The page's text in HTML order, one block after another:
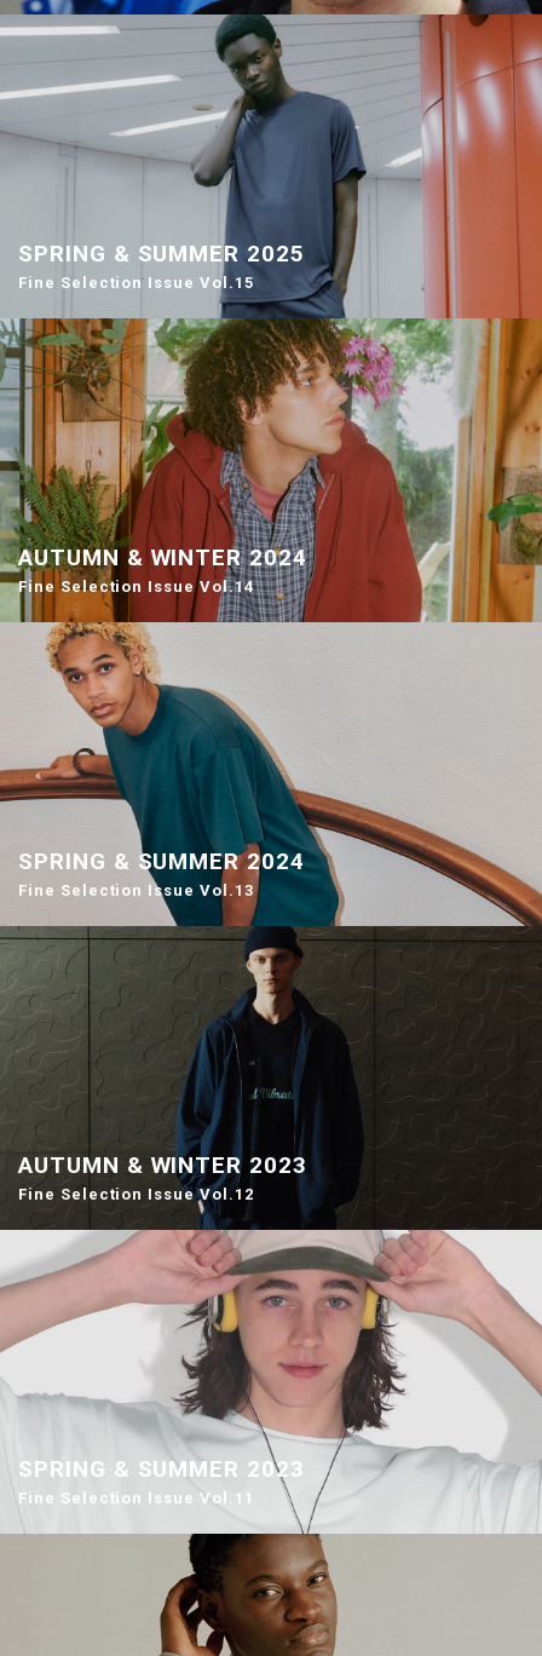
SPRING & SUMMER 2025
Fine Selection Issue Vol.15
AUTUMN & WINTER 2024
Fine Selection Issue Vol.14
SPRING & SUMMER 2024
Fine Selection Issue Vol.13
AUTUMN & WINTER 2023
Fine Selection Issue Vol.12
SPRING & SUMMER 2023
Fine Selection Issue Vol.11